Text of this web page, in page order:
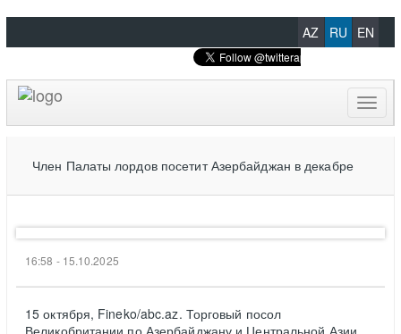
AZ RU EN
Член Палаты лордов посетит Азербайджан в декабре
16:58 - 15.10.2025
15 октября, Fineko/abc.az. Торговый посол
Великобритании по Азербайджану и Центральной Азии,